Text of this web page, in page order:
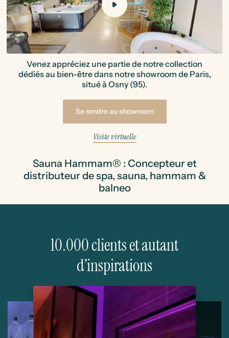
Venez appréciez une partie de notre collection
dédiés au bien-être dans notre showroom de Paris,
situé à Osny (95).
Se rendre au showroom
Visite virtuelle
Sauna Hammam® : Concepteur et
distributeur de spa, sauna, hammam &
balneo
10.000 clients et autant
d’inspirations